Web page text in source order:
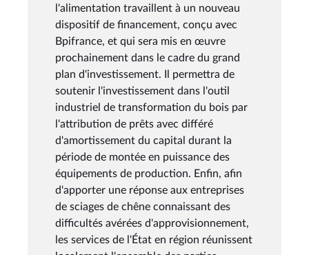
l'alimentation travaillent à un nouveau
dispositif de financement, conçu avec
Bpifrance, et qui sera mis en œuvre
prochainement dans le cadre du grand
plan d'investissement. Il permettra de
soutenir l'investissement dans l'outil
industriel de transformation du bois par
l'attribution de prêts avec différé
d'amortissement du capital durant la
période de montée en puissance des
équipements de production. Enfin, afin
d'apporter une réponse aux entreprises
de sciages de chêne connaissant des
difficultés avérées d'approvisionnement,
les services de l'État en région réunissent